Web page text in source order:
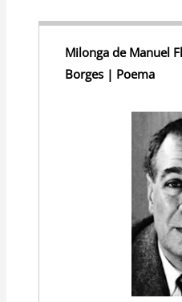
Milonga de Manuel
Borges | Poema